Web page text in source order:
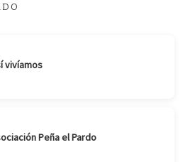
vivíamos
Peña el Pardo